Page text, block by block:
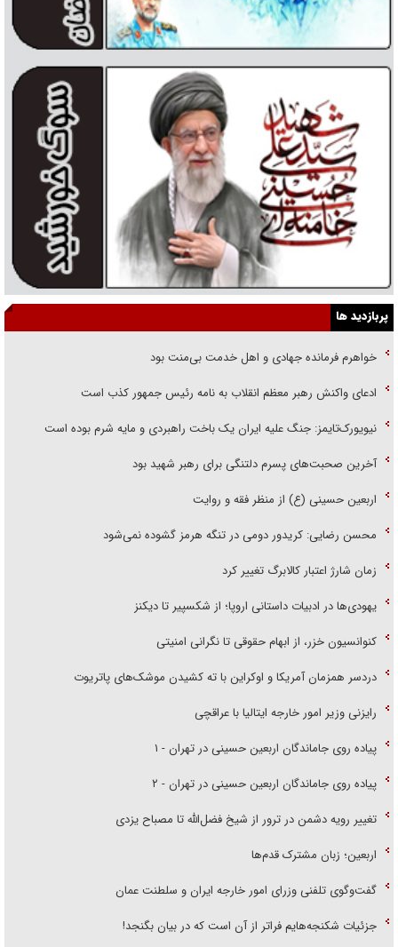
پربازدید ها
خواهرم فرمانده جهادی و اهل خدمت بی‌منت بود
ادعای واکنش رهبر معظم انقلاب به نامه رئیس جمهور کذب است
نیویورک‌تایمز: جنگ علیه ایران یک باخت راهبردی و مایه شرم بوده است
آخرین صحبت‌های پسرم دلتنگی برای رهبر شهید بود
اربعین حسینی (ع) از منظر فقه و روایت
محسن رضایی: کریدور دومی در تنگه هرمز گشوده نمی‌شود
زمان شارژ اعتبار کالابرگ تغییر کرد
یهودی‌ها در ادبیات داستانی اروپا؛ از شکسپیر تا دیکنز
کنوانسیون خزر، از ابهام حقوقی تا نگرانی امنیتی
دردسر همزمان آمریکا و اوکراین با ته کشیدن موشک‌های پاتریوت
رایزنی وزیر امور خارجه ایتالیا با عراقچی
پیاده روی جاماندگان اربعین حسینی در تهران - ۱
پیاده روی جاماندگان اربعین حسینی در تهران - ۲
تغییر رویه دشمن در ترور از شیخ فضل‌الله تا مصباح یزدی
اربعین؛ زبان مشترک قدم‌ها
گفت‌وگوی تلفنی وزرای امور خارجه ایران و سلطنت عمان
جزئیات شکنجه‌هایم فراتر از آن است که در بیان بگنجد!